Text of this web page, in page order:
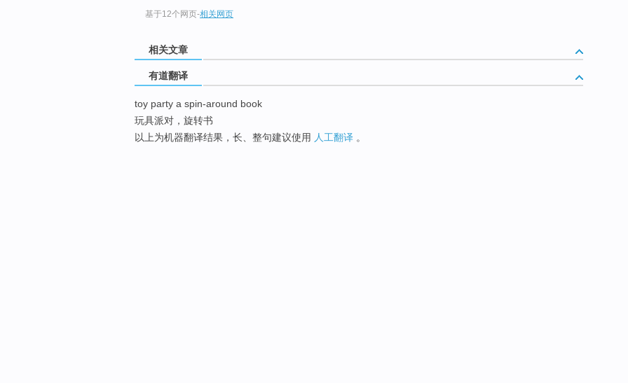
基于12个网页-相关网页
相关文章
有道翻译
toy party a spin-around book
玩具派对，旋转书
以上为机器翻译结果，长、整句建议使用 人工翻译 。